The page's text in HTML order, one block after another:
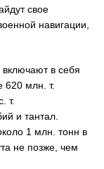
свое
навигации,
включают в себя
620 млн. т.
т.
и тантал.
1 млн. тонн в
не позже, чем